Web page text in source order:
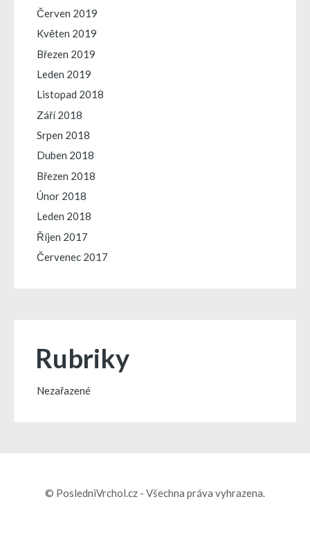
Červen 2019
Květen 2019
Březen 2019
Leden 2019
Listopad 2018
Září 2018
Srpen 2018
Duben 2018
Březen 2018
Únor 2018
Leden 2018
Říjen 2017
Červenec 2017
Rubriky
Nezařazené
© PosledniVrchol.cz - Všechna práva vyhrazena.